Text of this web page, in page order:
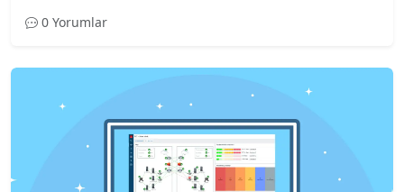
0 Yorumlar